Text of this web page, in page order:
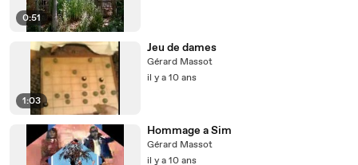
0:51
1:03
Jeu de dames
Gérard Massot
il y a 10 ans
Hommage a Sim
Gérard Massot
il y a 10 ans